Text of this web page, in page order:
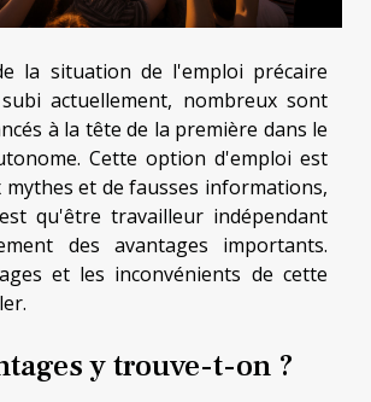
la situation de l'emploi précaire
actuellement, nombreux sont
à la tête de la première dans le
Cette option d'emploi est
mythes et de fausses informations,
qu'être travailleur indépendant
des avantages importants.
et les inconvénients de cette
y trouve-t-on ?